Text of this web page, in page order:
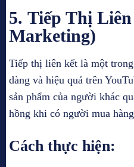
5. Tiếp Thị
Marketing)
Tiếp thị liên kết là một
dàng và hiệu quả trên
sản phẩm của người khác
hồng khi có người mua
Cách thực hiện: